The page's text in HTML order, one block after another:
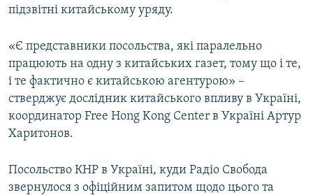
підзвітні китайському уряду.
«Є представники посольства, які паралельно
працюють на одну з китайських газет, тому що і те,
і те фактично є китайською агентурою» –
стверджує дослідник китайського впливу в Україні,
координатор Free Hong Kong Center в Україні Артур
Харитонов.
Посольство КНР в Україні, куди Радіо Свобода
звернулося з офіційним запитом щодо цього та